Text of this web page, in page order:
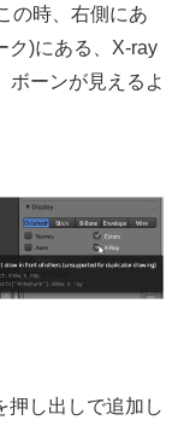
の時、右側にあ
ク)にある、X-ray
ボーンが見えるよ
押し出しで追加し